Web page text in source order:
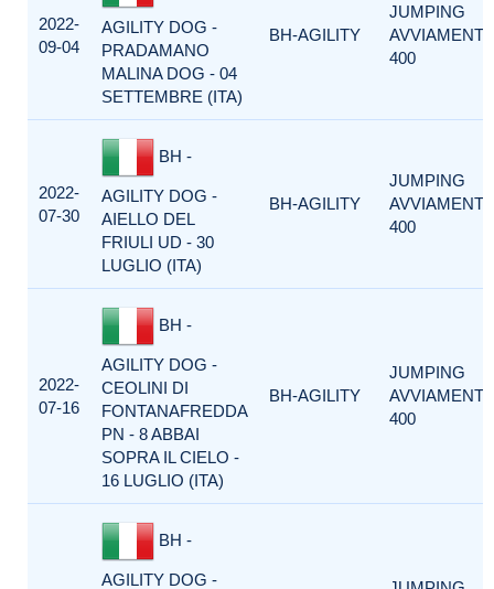
2022-
09-04
AGILITY DOG -
PRADAMANO
MALINA DOG - 04
SETTEMBRE (ITA)
BH-AGILITY
JUMPING
400
2022-
07-30
BH -
AGILITY DOG -
AIELLO DEL
FRIULI UD - 30
LUGLIO (ITA)
BH-AGILITY
JUMPING
400
2022-
07-16
BH -
AGILITY DOG -
CEOLINI DI
FONTANAFREDDA
PN - 8 ABBAI
SOPRA IL CIELO -
16 LUGLIO (ITA)
BH-AGILITY
JUMPING
400
BH -
AGILITY DOG -